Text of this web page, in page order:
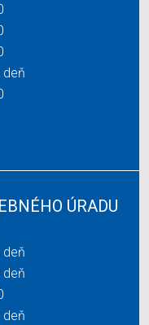
deň
ÚRADU
deň
deň
deň